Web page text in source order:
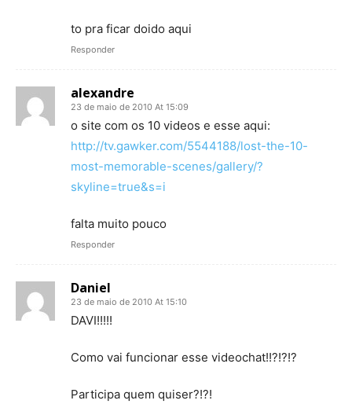
to pra ficar doido aqui
Responder
alexandre
23 de maio de 2010 At 15:09
o site com os 10 videos e esse aqui:
http://tv.gawker.com/5544188/lost-the-10-
most-memorable-scenes/gallery/?
skyline=true&s=i
falta muito pouco
Responder
Daniel
23 de maio de 2010 At 15:10
DAVI!!!!!
Como vai funcionar esse videochat!!?!?!?
Participa quem quiser?!?!